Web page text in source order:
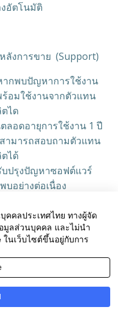
งอัตโนมัติ
ลังการขาย (Support)
ากพบปัญหาการใช้งาน
อมใช้งานจากตัวแทน
ได
อดอายุการใช้งาน 1 ปี
ามารถสอบถามตัวแทน
ได้
ปรุงปัญหาซอฟต์แวร์
บอย่างต่อเนื่อง
ลิตภัณฑ์
/SRAN NetApprove
)
NetApprove Datasheet
083-780-9333 หรือ 02-
คลประเทศไทย ทางผู้จัด
มูลส่วนบุคคล และไม่นำ
นเว็บไซต์ขึ้นอยู่กับการ